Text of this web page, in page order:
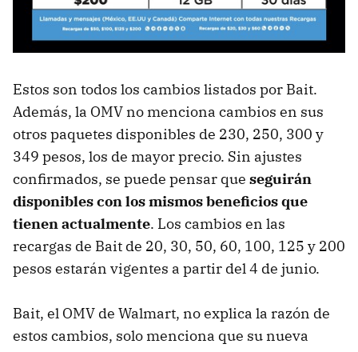
Estos son todos los cambios listados por Bait.
Además, la OMV no menciona cambios en sus
otros paquetes disponibles de 230, 250, 300 y
349 pesos, los de mayor precio. Sin ajustes
confirmados, se puede pensar que seguirán
disponibles con los mismos beneficios que
tienen actualmente. Los cambios en las
recargas de Bait de 20, 30, 50, 60, 100, 125 y 200
pesos estarán vigentes a partir del 4 de junio.
Bait, el OMV de Walmart, no explica la razón de
estos cambios, solo menciona que su nueva